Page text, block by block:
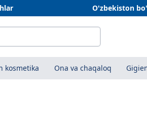
O'zbekiston
kosmetika Ona va chaqaloq